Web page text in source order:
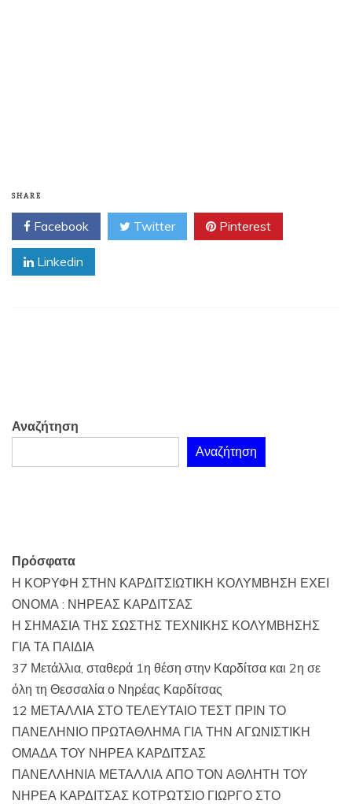
SHARE
Facebook Twitter Pinterest
Linkedin
Αναζήτηση
Αναζήτηση
Πρόσφατα
Η ΚΟΡΥΦΗ ΣΤΗΝ ΚΑΡΔΙΤΣΙΩΤΙΚΗ ΚΟΛΥΜΒΗΣΗ ΕΧΕΙ
ΟΝΟΜΑ : ΝΗΡΕΑΣ ΚΑΡΔΙΤΣΑΣ
Η ΣΗΜΑΣΙΑ ΤΗΣ ΣΩΣΤΗΣ ΤΕΧΝΙΚΗΣ ΚΟΛΥΜΒΗΣΗΣ
ΓΙΑ ΤΑ ΠΑΙΔΙΑ
37 Μετάλλια, σταθερά 1η θέση στην Καρδίτσα και 2η σε
όλη τη Θεσσαλία ο Νηρέας Καρδίτσας
12 ΜΕΤΑΛΛΙΑ ΣΤΟ ΤΕΛΕΥΤΑΙΟ ΤΕΣΤ ΠΡΙΝ ΤΟ
ΠΑΝΕΛΗΝΙΟ ΠΡΩΤΑΘΛΗΜΑ ΓΙΑ ΤΗΝ ΑΓΩΝΙΣΤΙΚΗ
ΟΜΑΔΑ ΤΟΥ ΝΗΡΕΑ ΚΑΡΔΙΤΣΑΣ
ΠΑΝΕΛΛΗΝΙΑ ΜΕΤΑΛΛΙΑ ΑΠΟ ΤΟΝ ΑΘΛΗΤΗ ΤΟΥ
ΝΗΡΕΑ ΚΑΡΔΙΤΣΑΣ ΚΟΤΡΩΤΣΙΟ ΓΙΩΡΓΟ ΣΤΟ